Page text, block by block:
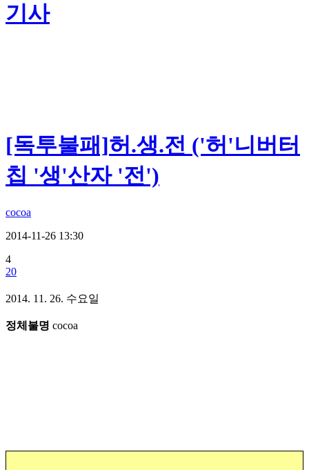
기사
[독투불패]허.생.전 ('허'니버터
칩 '생'산자 '전')
cocoa
2014-11-26 13:30
4
20
2014. 11. 26. 수요일
정체불명 cocoa